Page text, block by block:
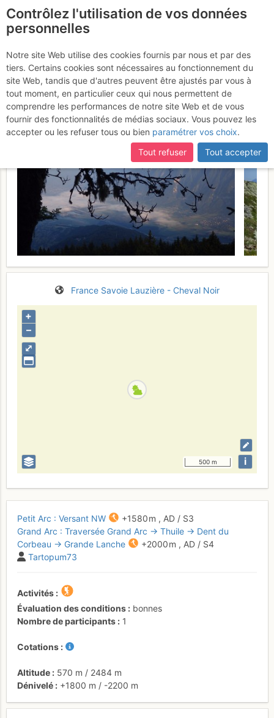
certaines pages ne sont plus accessibles, manquantes ou
incomplètes, déconnectez-vous puis reconnectez-vous à votre
compte sur le site.
Chaînon du Grand Arc :
traversée intégrale d'W en
E
Vendredi 21 juillet 2017
France Savoie Lauzière - Cheval Noir
⤢
+
–
500 m i
Petit Arc : Versant NW +1580 m , AD / S3
Grand Arc : Traversée Grand Arc → Thuile → Dent du
Corbeau → Grande Lanche
+2000 m , AD / S4
Tartopum73
Activités
Évaluation des conditions
bonnes
Nombre de participants
1
Cotations
Altitude 570 m / 2484 m
Dénivelé
+1800 m / -2200 m
Contrôlez l'utilisation de vos données
personnelles
Notre site Web utilise des cookies fournis par nous et par des
tiers. Certains cookies sont nécessaires au fonctionnement du
site Web, tandis que d'autres peuvent être ajustés par vous à
tout moment, en particulier ceux qui nous permettent de
comprendre les performances de notre site Web et de vous
fournir des fonctionnalités de médias sociaux. Vous pouvez les
accepter ou les refuser tous ou bien paramétrer vos choix.
Tout refuser
Tout accepter